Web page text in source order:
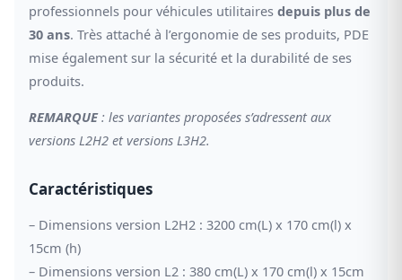
professionnels pour véhicules utilitaires depuis plus de
30 ans. Très attaché à l’ergonomie de ses produits, PDE
mise également sur la sécurité et la durabilité de ses
produits.
REMARQUE: les variantes proposées s’adressent aux
versions L2H2 et versions L3H2.
Caractéristiques
– Dimensions version L2H2 : 3200 cm(L) x 170 cm(l) x
15cm (h)
– Dimensions version L2 : 380 cm(L) x 170 cm(l) x 15cm